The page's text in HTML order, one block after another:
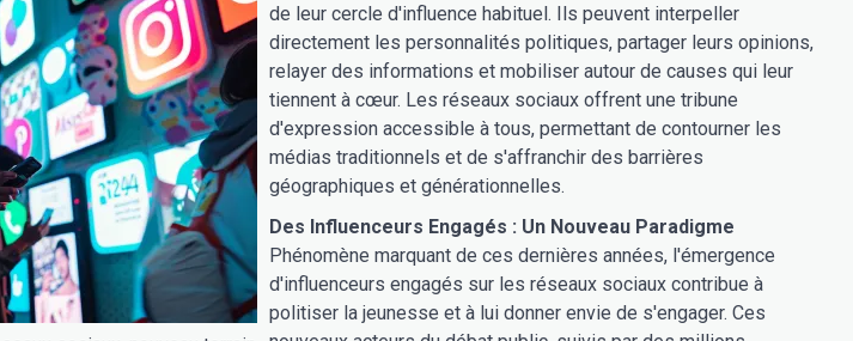
de leur cercle d'influence habituel. Ils peuvent interpeller
directement les personnalités politiques, partager leurs opinions,
relayer des informations et mobiliser autour de causes qui leur
tiennent à cœur. Les réseaux sociaux offrent une tribune
d'expression accessible à tous, permettant de contourner les
médias traditionnels et de s'affranchir des barrières
géographiques et générationnelles.
Des Influenceurs Engagés : Un Nouveau Paradigme
Phénomène marquant de ces dernières années, l'émergence
d'influenceurs engagés sur les réseaux sociaux contribue à
politiser la jeunesse et à lui donner envie de s'engager. Ces